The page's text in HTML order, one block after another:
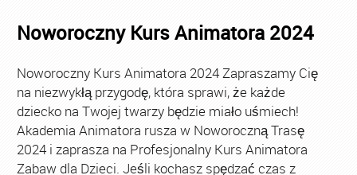
Noworoczny Kurs Animatora 2024
Noworoczny Kurs Animatora 2024 Zapraszamy Cię
na niezwykłą przygodę, która sprawi, że każde
dziecko na Twojej twarzy będzie miało uśmiech!
Akademia Animatora rusza w Noworoczną Trasę
2024 i zaprasza na Profesjonalny Kurs Animatora
Zabaw dla Dzieci. Jeśli kochasz spędzać czas z